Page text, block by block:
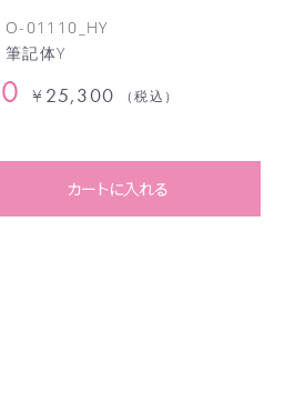
O-01110_HY
筆記体Y
¥ 25,300 （税込）
カートに入れる